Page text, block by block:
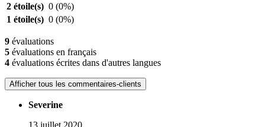
2 étoile(s) 0 (0%)
1 étoile(s) 0 (0%)
9 évaluations
5 évaluations en français
4 évaluations écrites dans d'autres langues
Afficher tous les commentaires-clients
Severine
13 juillet 2020